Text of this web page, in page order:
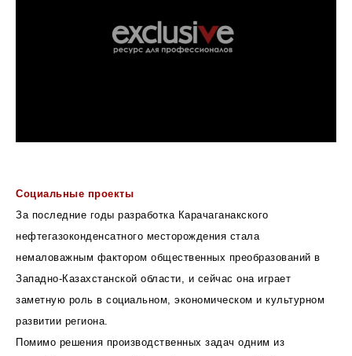
Социальные проекты
За последние годы разработка Карачаганакского
нефтегазоконденсатного месторождения стала
немаловажным фактором общественных преобразований в
Западно-Казахстанской области, и сейчас она играет
заметную роль в социальном, экономическом и культурном
развитии региона.
Помимо решения производственных задач одним из